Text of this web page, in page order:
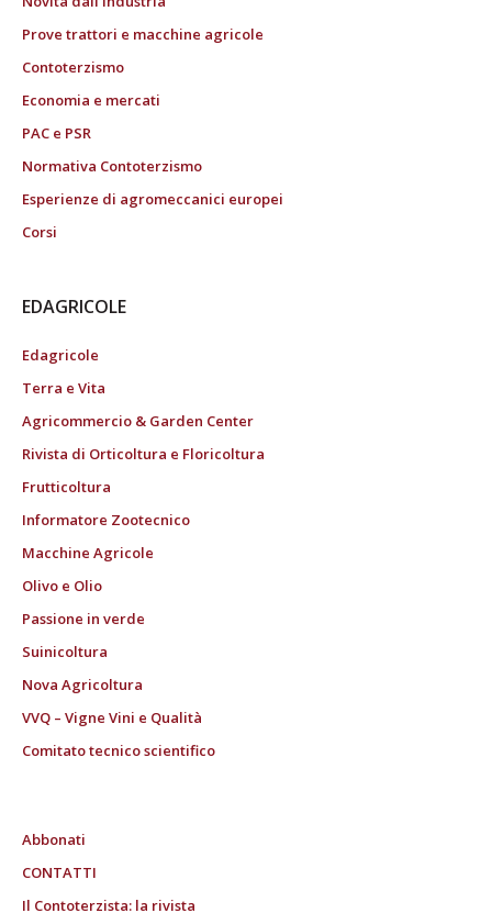
Prove trattori e macchine agricole
Contoterzismo
Economia e mercati
PAC e PSR
Normativa Contoterzismo
Esperienze di agromeccanici europei
Corsi
EDAGRICOLE
Edagricole
Terra e Vita
Agricommercio & Garden Center
Rivista di Orticoltura e Floricoltura
Frutticoltura
Informatore Zootecnico
Macchine Agricole
Olivo e Olio
Passione in verde
Suinicoltura
Nova Agricoltura
VVQ – Vigne Vini e Qualità
Comitato tecnico scientifico
Abbonati
CONTATTI
Il Contoterzista: la rivista